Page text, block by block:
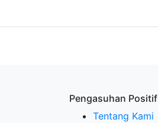
Pengasuhan Positif
Tentang Kami